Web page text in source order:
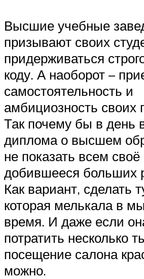
Высшие учебные
призывают своих
придерживаться
коду. А наоборот –
самостоятельность и
амбициозность своих
Так почему бы в день
диплома о высшем
не показать всем своё
добившееся больших
Как вариант, сделать
которая мелькала в
время. И даже если
потратить несколько
посещение салона
можно.